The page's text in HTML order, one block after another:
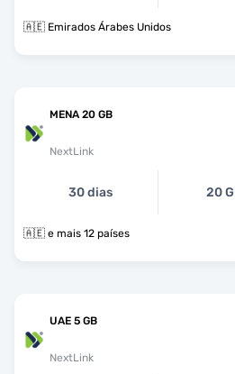
🇦🇪 Emirados Árabes Unidos
MENA 20 GB
NextLink
30 dias 20
🇦🇪 e mais 12 países
UAE 5 GB
NextLink